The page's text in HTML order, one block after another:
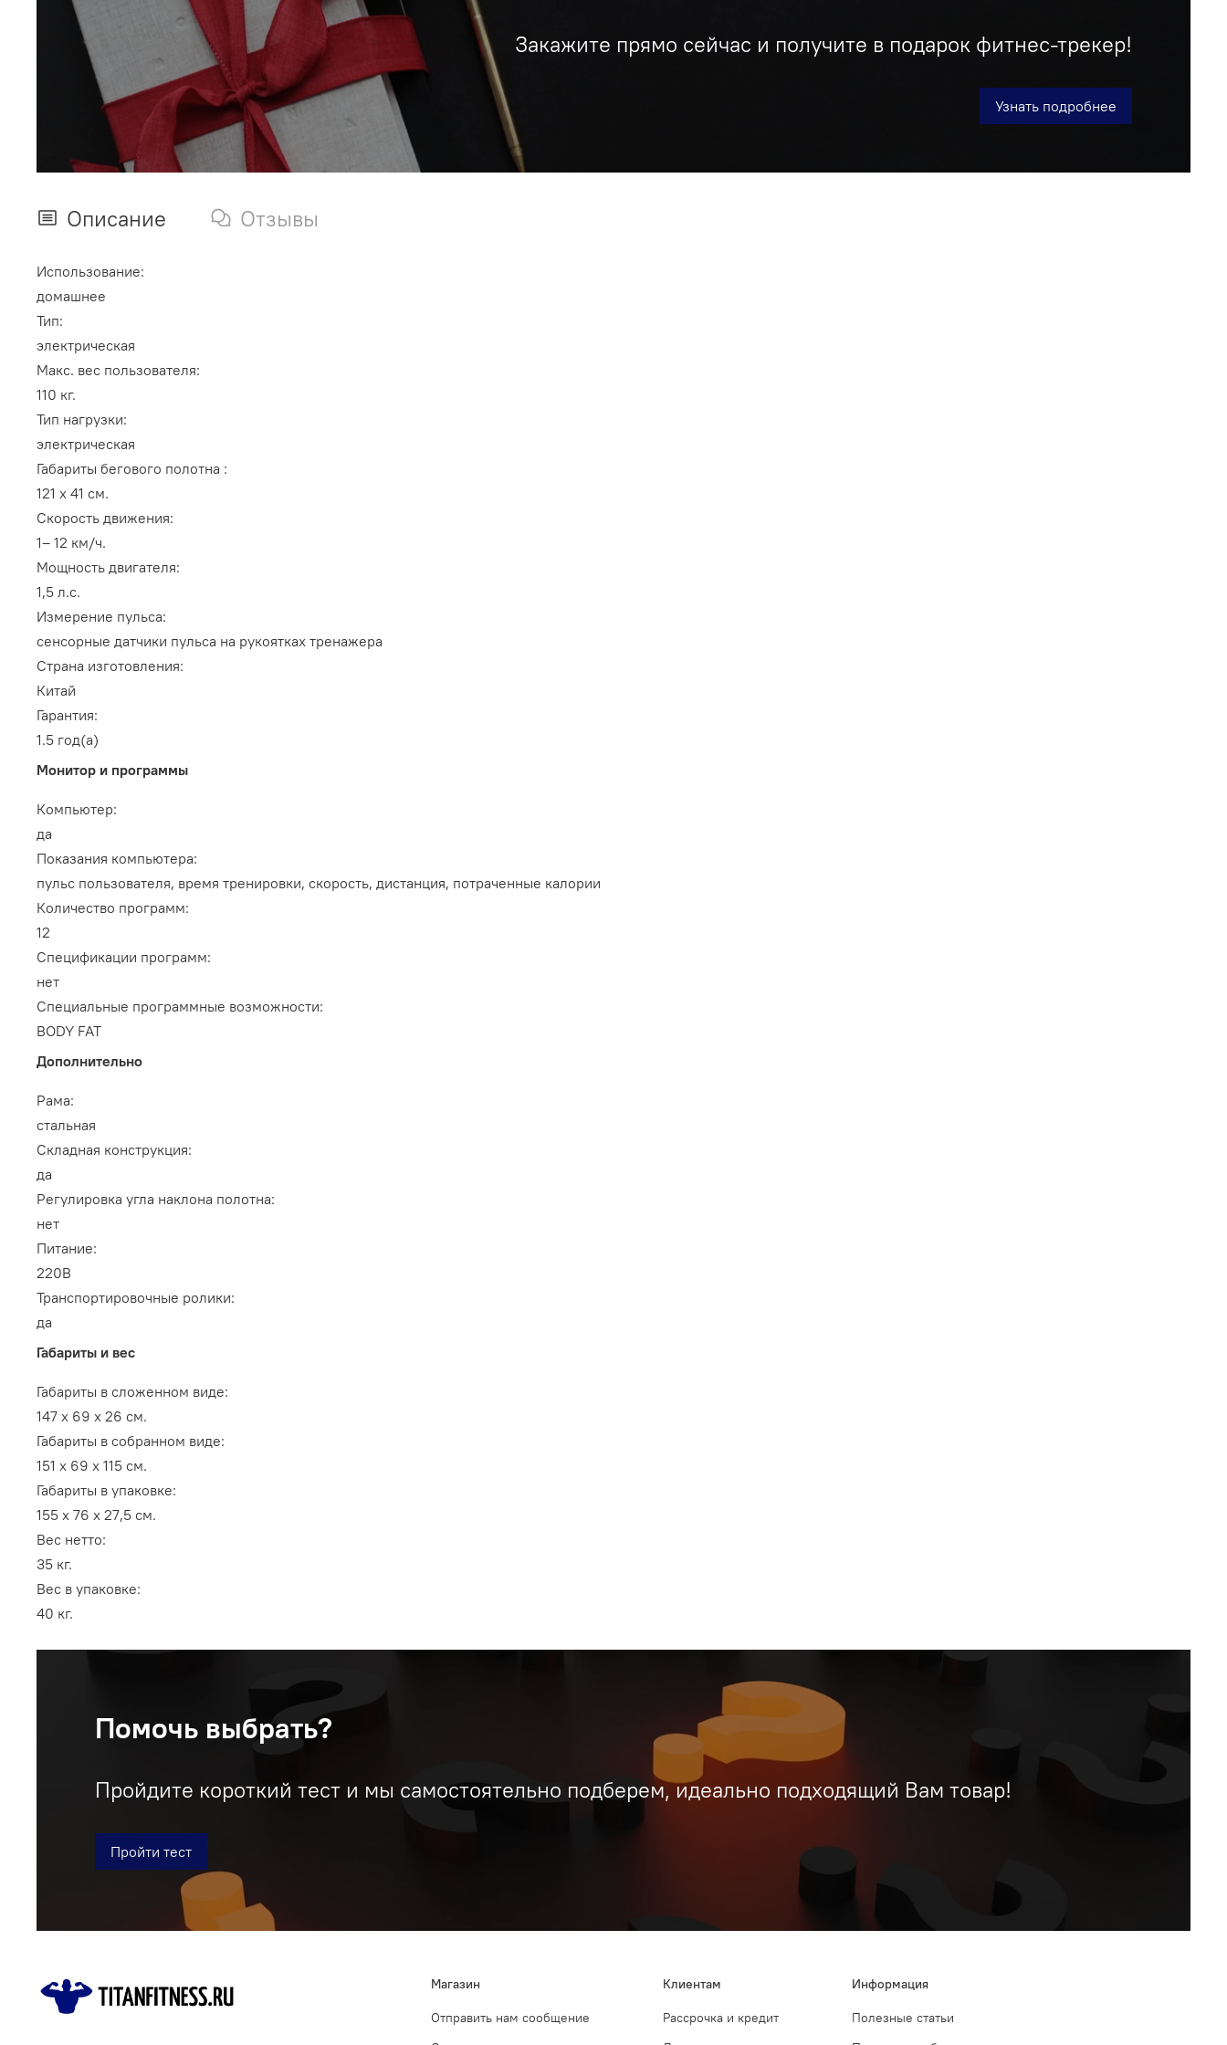
Закажите прямо сейчас и получите в подарок фитнес-трекер!
Узнать подробнее
Описание Отзывы
Использование:
домашнее
Тип:
электрическая
Макс. вес пользователя:
110 кг.
Тип нагрузки:
электрическая
Габариты бегового полотна :
121 х 41 см.
Скорость движения:
1– 12 км/ч.
Мощность двигателя:
1,5 л.с.
Измерение пульса:
сенсорные датчики пульса на рукоятках тренажера
Страна изготовления:
Китай
Гарантия:
1.5 год(а)
Монитор и программы
Компьютер:
да
Показания компьютера:
пульс пользователя, время тренировки, скорость, дистанция, потраченные калории
Количество программ:
12
Спецификации программ:
нет
Специальные программные возможности:
BODY FAT
Дополнительно
Рама:
стальная
Складная конструкция:
да
Регулировка угла наклона полотна:
нет
Питание:
220В
Транспортировочные ролики:
да
Габариты и вес
Габариты в сложенном виде:
147 х 69 х 26 см.
Габариты в собранном виде:
151 х 69 х 115 см.
Габариты в упаковке:
155 х 76 х 27,5 см.
Вес нетто:
35 кг.
Вес в упаковке:
40 кг.
Помочь выбрать?
Пройдите короткий тест и мы самостоятельно подберем, идеально подходящий Вам товар!
Пройти тест
Магазин
Отправить нам сообщение
Клиентам
Рассрочка и кредит
Информация
Полезные статьи